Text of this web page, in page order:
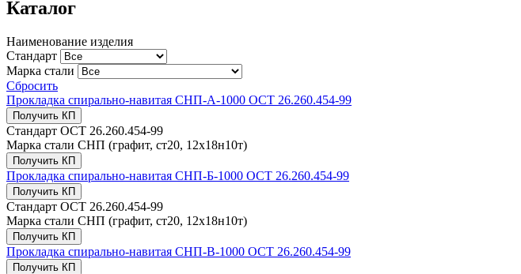
Каталог
Наименование изделия
Стандарт
Марка стали
Сбросить
Прокладка спирально-навитая СНП-А-1000 ОСТ 26.260.454-99
Получить КП
Стандарт ОСТ 26.260.454-99
Марка стали СНП (графит, ст20, 12х18н10т)
Получить КП
Прокладка спирально-навитая СНП-Б-1000 ОСТ 26.260.454-99
Получить КП
Стандарт ОСТ 26.260.454-99
Марка стали СНП (графит, ст20, 12х18н10т)
Получить КП
Прокладка спирально-навитая СНП-В-1000 ОСТ 26.260.454-99
Получить КП